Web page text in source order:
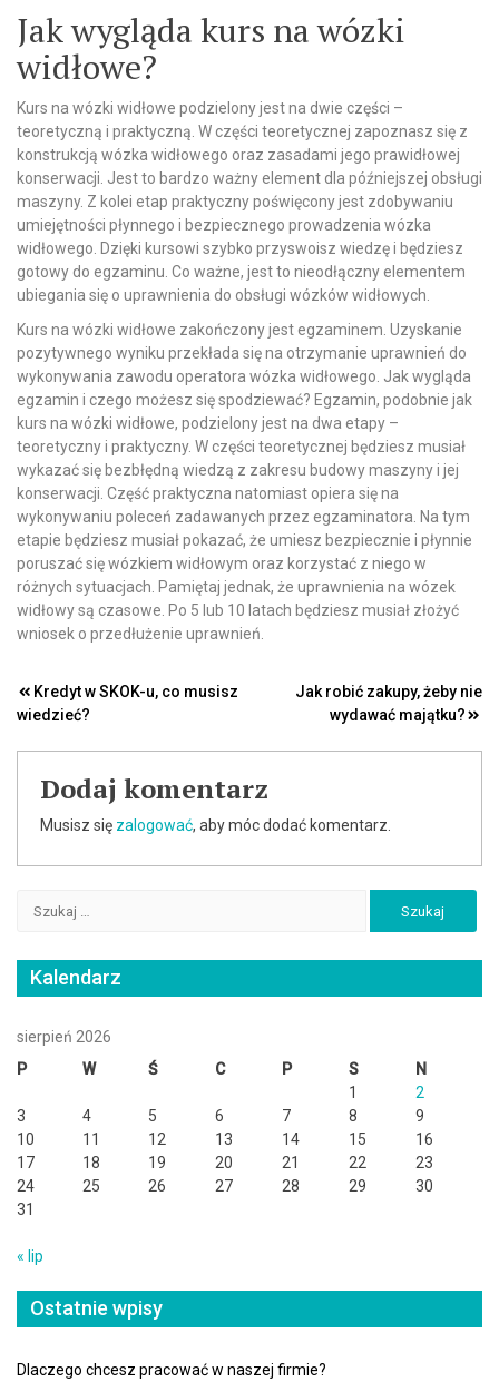
Jak wygląda kurs na wózki
widłowe?
Kurs na wózki widłowe podzielony jest na dwie części –
teoretyczną i praktyczną. W części teoretycznej zapoznasz się z
konstrukcją wózka widłowego oraz zasadami jego prawidłowej
konserwacji. Jest to bardzo ważny element dla późniejszej obsługi
maszyny. Z kolei etap praktyczny poświęcony jest zdobywaniu
umiejętności płynnego i bezpiecznego prowadzenia wózka
widłowego. Dzięki kursowi szybko przyswoisz wiedzę i będziesz
gotowy do egzaminu. Co ważne, jest to nieodłączny elementem
ubiegania się o uprawnienia do obsługi wózków widłowych.
Kurs na wózki widłowe zakończony jest egzaminem. Uzyskanie
pozytywnego wyniku przekłada się na otrzymanie uprawnień do
wykonywania zawodu operatora wózka widłowego. Jak wygląda
egzamin i czego możesz się spodziewać? Egzamin, podobnie jak
kurs na wózki widłowe, podzielony jest na dwa etapy –
teoretyczny i praktyczny. W części teoretycznej będziesz musiał
wykazać się bezbłędną wiedzą z zakresu budowy maszyny i jej
konserwacji. Część praktyczna natomiast opiera się na
wykonywaniu poleceń zadawanych przez egzaminatora. Na tym
etapie będziesz musiał pokazać, że umiesz bezpiecznie i płynnie
poruszać się wózkiem widłowym oraz korzystać z niego w
różnych sytuacjach. Pamiętaj jednak, że uprawnienia na wózek
widłowy są czasowe. Po 5 lub 10 latach będziesz musiał złożyć
wniosek o przedłużenie uprawnień.
Nawigacja
wpisu
Kredyt w SKOK-u, co musisz
wiedzieć?
Jak robić zakupy, żeby nie
wydawać majątku?
Dodaj komentarz
Musisz się zalogować, aby móc dodać komentarz.
Kalendarz
sierpień 2026
P
W Ś C P S
N
1
2
3
4 5 6 7 8
9
10
11 12 13 14 15
16
17
18 19 20 21 22
23
24
25 26 27 28 29
30
31
« lip
Ostatnie wpisy
Dlaczego chcesz pracować w naszej firmie?